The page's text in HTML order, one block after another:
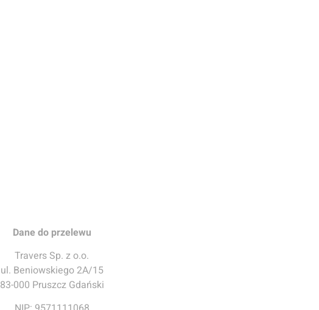
Dane do przelewu
Travers Sp. z o.o.
ul. Beniowskiego 2A/15
83-000 Pruszcz Gdański